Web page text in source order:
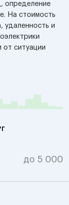
определение
На стоимость
удаленность и
от ситуации
до 5 000